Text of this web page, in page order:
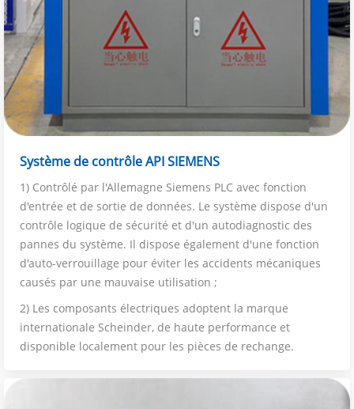
Système de contrôle API SIEMENS
1) Contrôlé par l'Allemagne Siemens PLC avec fonction
d'entrée et de sortie de données. Le système dispose d'un
contrôle logique de sécurité et d'un autodiagnostic des
pannes du système. Il dispose également d'une fonction
d'auto-verrouillage pour éviter les accidents mécaniques
causés par une mauvaise utilisation ;
2) Les composants électriques adoptent la marque
internationale Scheinder, de haute performance et
disponible localement pour les pièces de rechange.